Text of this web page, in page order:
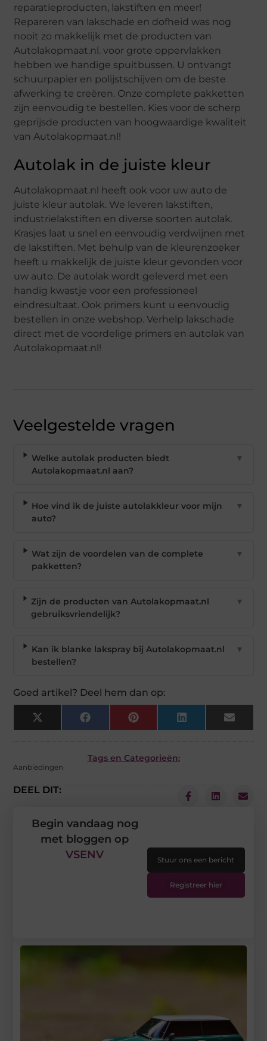
reparatieproducten, lakstiften en meer!
Repareren van lakschade en dofheid was nog
nooit zo makkelijk met de producten van
Autolakopmaat.nl. voor grote oppervlakken
hebben we handige spuitbussen. U ontvangt
schuurpapier en polijstschijven om de beste
afwerking te creëren. Onze complete pakketten
zijn eenvoudig te bestellen. Kies voor de scherp
geprijsde producten van hoogwaardige kwaliteit
van Autolakopmaat.nl!
Autolak in de juiste kleur
Autolakopmaat.nl heeft ook voor uw auto de
juiste kleur autolak. We leveren lakstiften,
industrielakstiften en diverse soorten autolak.
Krasjes laat u snel en eenvoudig verdwijnen met
de lakstiften. Met behulp van de kleurenzoeker
heeft u makkelijk de juiste kleur gevonden voor
uw auto. De autolak wordt geleverd met een
handig kwastje voor een professioneel
eindresultaat. Ook primers kunt u eenvoudig
bestellen in onze webshop. Verhelp lakschade
direct met de voordelige primers en autolak van
Autolakopmaat.nl!
Veelgestelde vragen
Welke autolak producten biedt
Autolakopmaat.nl aan?
▼
Hoe vind ik de juiste autolakkleur voor mijn
auto?
▼
Wat zijn de voordelen van de complete
pakketten?
▼
Zijn de producten van Autolakopmaat.nl
gebruiksvriendelijk?
▼
Kan ik blanke lakspray bij Autolakopmaat.nl
bestellen?
▼
Goed artikel? Deel hem dan op:
X
(Twitter)
Facebook Pinterest LinkedIn Email
Tags en Categorieën:
Aanbiedingen
DEEL DIT:
Begin vandaag nog
met bloggen op
VSENV
Stuur ons een bericht
Registreer hier